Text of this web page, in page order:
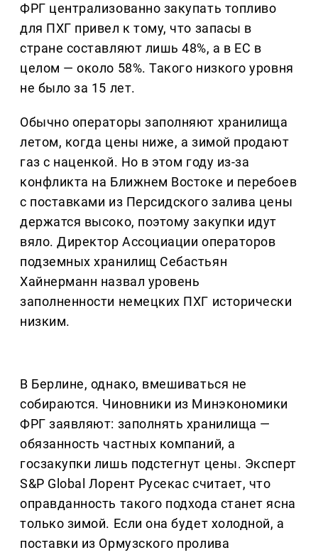
ФРГ централизованно закупать топливо
для ПХГ привел к тому, что запасы в
стране составляют лишь 48%, а в ЕС в
целом — около 58%. Такого низкого уровня
не было за 15 лет.
Обычно операторы заполняют хранилища
летом, когда цены ниже, а зимой продают
газ с наценкой. Но в этом году из-за
конфликта на Ближнем Востоке и перебоев
с поставками из Персидского залива цены
держатся высоко, поэтому закупки идут
вяло. Директор Ассоциации операторов
подземных хранилищ Себастьян
Хайнерманн назвал уровень
заполненности немецких ПХГ исторически
низким.
В Берлине, однако, вмешиваться не
собираются. Чиновники из Минэкономики
ФРГ заявляют: заполнять хранилища —
обязанность частных компаний, а
госзакупки лишь подстегнут цены. Эксперт
S&P Global Лорент Русекас считает, что
оправданность такого подхода станет ясна
только зимой. Если она будет холодной, а
поставки из Ормузского пролива